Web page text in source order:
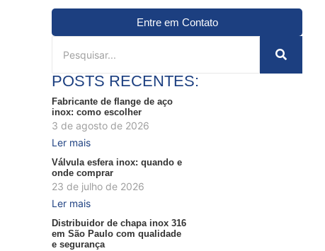
Entre em Contato
POSTS RECENTES:
Fabricante de flange de aço
inox: como escolher
3 de agosto de 2026
Ler mais
Válvula esfera inox: quando e
onde comprar
23 de julho de 2026
Ler mais
Distribuidor de chapa inox 316
em São Paulo com qualidade
e segurança